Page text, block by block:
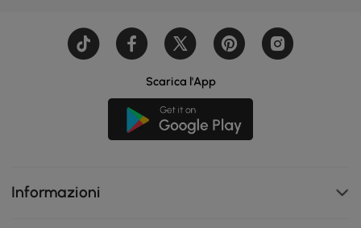
Scarica l'App
Informazioni